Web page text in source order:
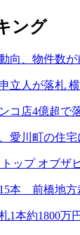
ング
向、物件数
立人が落札
コ店4億超
愛川町の住
ップ オブザ
本 前橋地方
1本約1800万